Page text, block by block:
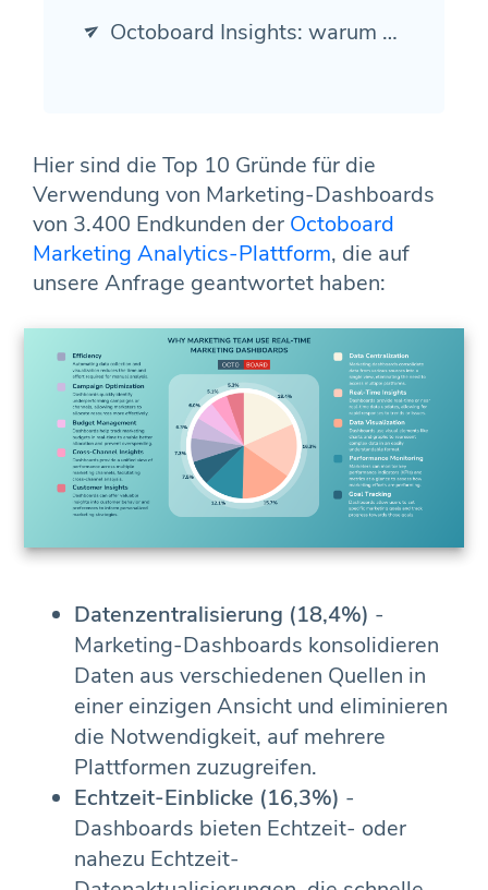
Octoboard Insights: warum Marketingteams Echtzeit-Dashboards verwenden
Hier sind die Top 10 Gründe für die
Verwendung von Marketing-Dashboards
von 3.400 Endkunden der Octoboard
Marketing Analytics-Plattform, die auf
unsere Anfrage geantwortet haben:
Datenzentralisierung (18,4%) -
Marketing-Dashboards konsolidieren
Daten aus verschiedenen Quellen in
einer einzigen Ansicht und eliminieren
die Notwendigkeit, auf mehrere
Plattformen zuzugreifen.
Echtzeit-Einblicke (16,3%) -
Dashboards bieten Echtzeit- oder
nahezu Echtzeit-